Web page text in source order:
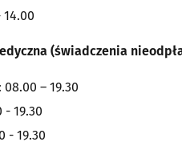
(świadczenia
– 19.30
- 19.30
- 19.30